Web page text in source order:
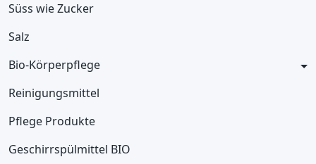
Süss wie Zucker
Salz
Bio-Körperpflege
Reinigungsmittel
Pflege Produkte
Geschirrspülmittel BIO